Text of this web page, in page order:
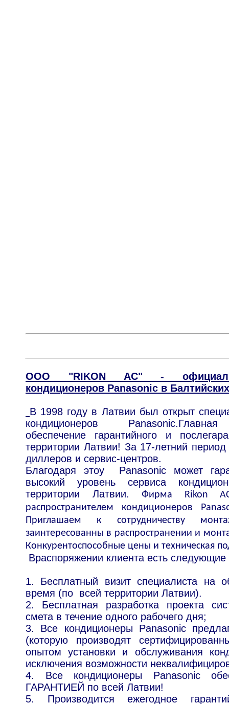
ООО "RIKON AC" -
кондиционеров Panasonic в
В 1998 году в Латвии был открыт
кондиционеров Panasonic.
обеспечение гарантийного и
территории Латвии! За 17-летний
диллеров и сервис-центров.
Благодаря этоу Panasonic может
высокий уровень сервиса
территории Латвии.Фирма Rikon
распространителем кондиционеров
Приглашаем к сотрудничеству
заинтересованны в распространении и
Конкурентоспособные цены и техническая
Bраспоряжении клиента есть
1. Бесплатный визит специалиста на
время (по всей территории Латвии).
2. Бесплатная разработка проекта
смета в течение одного рабочего дня;
3. Все кондиционеры Panasonic
(которую производят
опытом установки и обслуживания
исключения возможности
4. Все кондиционеры Panasonic
ГАРАНТИЕЙ по всей Латвии!
5. Производится ежегодное